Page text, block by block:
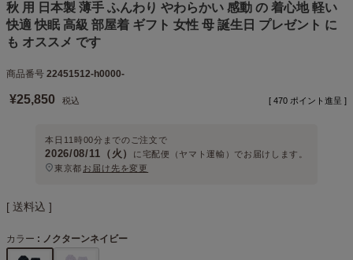
秋 用 日本製 薄手 ふんわり やわらかい 感動 の 着心地 軽い
快適 快眠 高級 部屋着 ギフト 女性 母 誕生日 プレゼント に
も オススメ です
商品番号 22451512-h0000-
¥25,850 税込 [ 470 ポイント進呈 ]
本日 11時00分 までのご注文で
2026/08/11（火） に 宅配便（ヤマト運輸） でお届けします。
東京都 お届け先を変更
送料込
カラー ノクターンネイビー